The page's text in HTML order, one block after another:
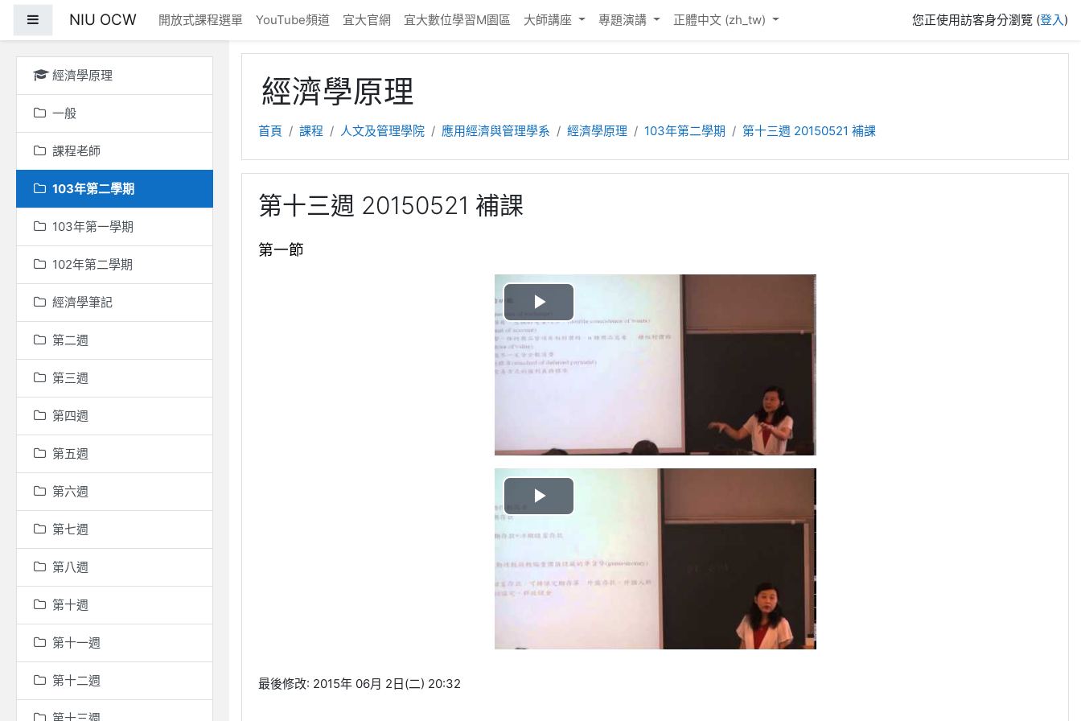
NIU OCW 開放式課程選單 YouTube頻道 宜大官網 宜大數位學習M園區 大師講座 專題演講 正體中文 ‎(zh_tw)‎ 您正使用訪客身分瀏覽 (登入)
經濟學原理
一般
課程老師
103年第二學期
103年第一學期
102年第二學期
經濟學筆記
第二週
第三週
第四週
第五週
第六週
第七週
第八週
第十週
第十一週
第十二週
經濟學原理
首頁 課程 人文及管理學院 應用經濟與管理學系 經濟學原理 103年第二學期 第十三週 20150521 補課
第十三週 20150521 補課
第一節
播
放
播
视
最後修改: 2015年 06月 2日(二) 20:32